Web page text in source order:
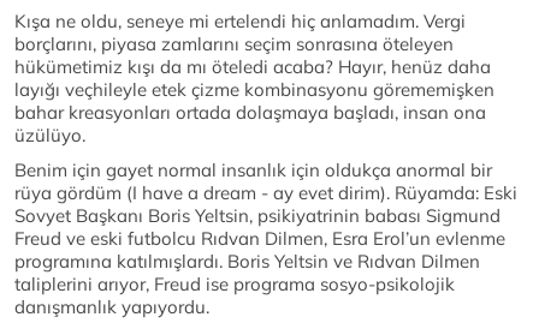
Kışa ne oldu, seneye mi ertelendi hiç anlamadım. Vergi
borçlarını, piyasa zamlarını seçim sonrasına öteleyen
hükümetimiz kışı da mı öteledi acaba? Hayır, henüz daha
layığı veçhileyle etek çizme kombinasyonu görememişken
bahar kreasyonları ortada dolaşmaya başladı, insan ona
üzülüyo.
Benim için gayet normal insanlık için oldukça anormal bir
rüya gördüm (I have a dream - ay evet dirim). Rüyamda: Eski
Sovyet Başkanı Boris Yeltsin, psikiyatrinin babası Sigmund
Freud ve eski futbolcu Rıdvan Dilmen, Esra Erol’un evlenme
programına katılmışlardı. Boris Yeltsin ve Rıdvan Dilmen
taliplerini arıyor, Freud ise programa sosyo-psikolojik
danışmanlık yapıyordu.